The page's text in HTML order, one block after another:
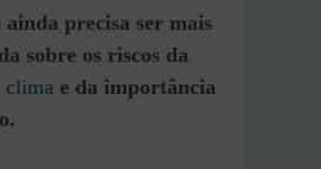
ainda precisa ser mais
sobre os riscos da
clima e da importância